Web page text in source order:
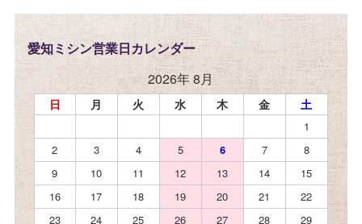
愛知ミシン営業日カレンダー
2026年 8月
日 月 火 水 木 金 土
1
2
3 4 5 6 7
8
9
10 11 12 13 14
15
16
17 18 19 20 21
22
23
24 25 26 27 28
29